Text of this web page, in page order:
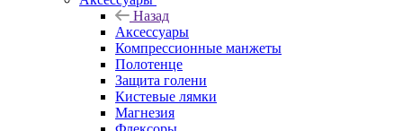
Назад
Аксессуары
Компрессионные манжеты
Полотенце
Защита голени
Кистевые лямки
Магнезия